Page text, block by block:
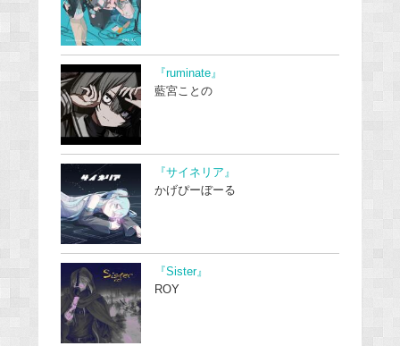
『ruminate』
藍宮ことの
『サイネリア』
かげぴーぼーる
『Sister』
ROY